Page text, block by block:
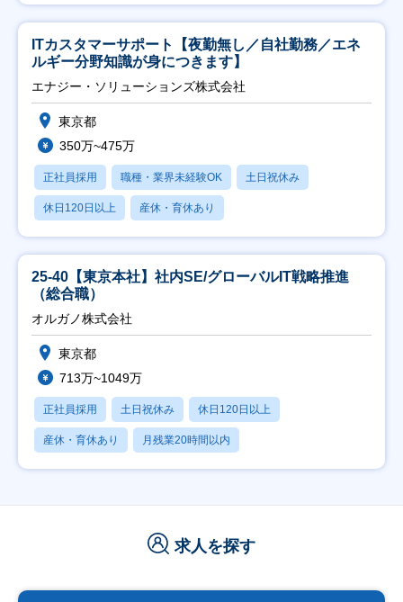
ITカスタマーサポート【夜勤無し／自社勤務／エネ
ルギー分野知識が身につきます】
エナジー・ソリューションズ株式会社
東京都
350万~475万
正社員採用 職種・業界未経験OK 土日祝休み
休日120日以上 産休・育休あり
25-40【東京本社】社内SE/グローバルIT戦略推進
（総合職）
オルガノ株式会社
東京都
713万~1049万
正社員採用 土日祝休み 休日120日以上
産休・育休あり 月残業20時間以内
求人を探す